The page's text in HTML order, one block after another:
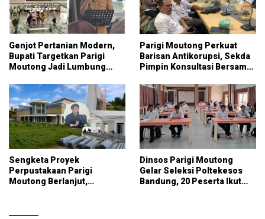
Genjot Pertanian Modern,
Bupati Targetkan Parigi
Moutong Jadi Lumbung
Parigi Moutong Perkuat
Barisan Antikorupsi, Sekda
Pimpin Konsultasi Bersama
Sengketa Proyek
Perpustakaan Parigi
Moutong Berlanjut,
dengan Dana Pribadi
Dinsos Parigi Moutong
Gelar Seleksi Poltekesos
Bandung, 20 Peserta Ikut